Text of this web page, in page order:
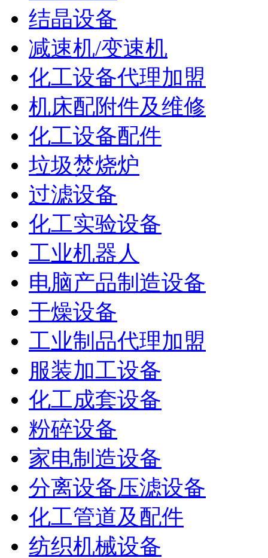
结晶设备
减速机/变速机
化工设备代理加盟
机床配附件及维修
化工设备配件
垃圾焚烧炉
过滤设备
化工实验设备
工业机器人
电脑产品制造设备
干燥设备
工业制品代理加盟
服装加工设备
化工成套设备
粉碎设备
家电制造设备
分离设备压滤设备
化工管道及配件
纺织机械设备